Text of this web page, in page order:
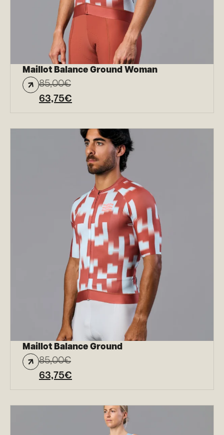
Maillot Balance Ground Woman
85,00€
63,75€
Maillot Balance Ground
85,00€
63,75€